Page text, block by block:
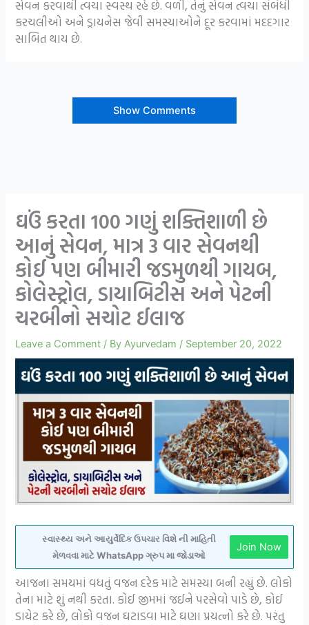
સેવન કરવાથી ત્વચા સ્વસ્થ રહે છે. વળી, તેનું સેવન ત્વચા સંબંધી
કરચલીઓ અને ડ્રાયનેસ જેવી સમસ્યાઓને દૂર કરવામાં મદદગાર
સાબિત થાય છે.
Show Comments
ઘઉં કરતા 100 ગણું શક્તિશાળી છે
આનું સેવન, માત્ર 3 વાર સેવનથી
કોઈ પણ બીમારી જડમુળથી ગાયબ,
કોલેસ્ટ્રોલ, ડાયાબિટીસ અને પેટની
ચરબીનો સચોટ ઈલાજ
Leave a Comment / ByAyurvedam / September 20, 2022
સ્વાસ્થ્ય અને આયુર્વેદિક ઉપચાર વિશે ની માહિતી
મેળવવા માટે WhatsApp ગ્રુપ મા જોડાઓ
Join Now
આજના સમયમાં વધતું વજન દરેક માટે સમસ્યા બની રહ્યું છે. લોકો
તેના માટે શું નથી કરતા. કોઈ જીમમાં જઈને પરસેવો પાડે છે, કોઈ
ડાયેટ કરે છે, લોકો વજન ઘટાડવા માટે ઘણા પ્રયત્નો કરે છે. પરંતુ